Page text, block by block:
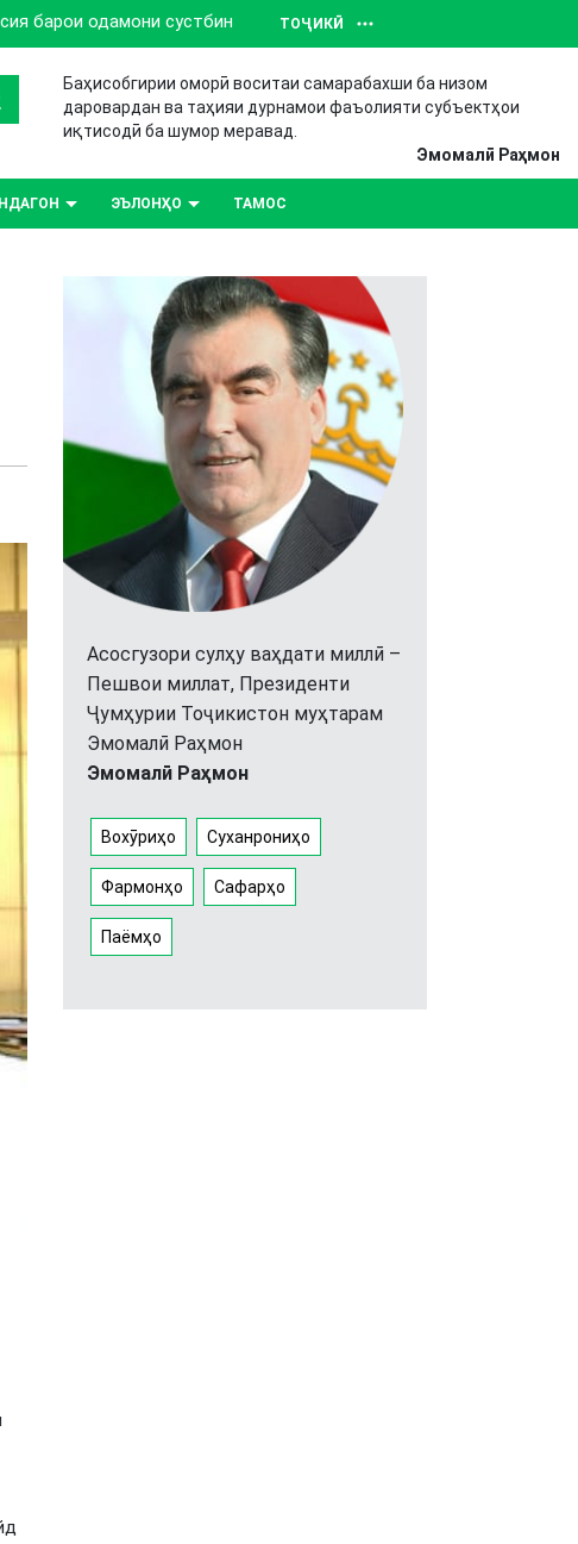
барои одамони сустбин ТОҶИКӢ
Баҳисобгирии оморӣ воситаи самарабахши ба низом
даровардан ва таҳияи дурнамои фаъолияти субъектҳои
иқтисодӣ ба шумор меравад.
Эмомалӣ Раҳмон
ЭЪЛОНҲО ТАМОС
Асосгузори сулҳу ваҳдати миллӣ –
Пешвои миллат, Президенти
Ҷумҳурии Тоҷикистон муҳтарам
Эмомалӣ Раҳмон
Эмомалӣ Раҳмон
Вохӯриҳо Суханрониҳо
Фармонҳо Сафарҳо
Паёмҳо